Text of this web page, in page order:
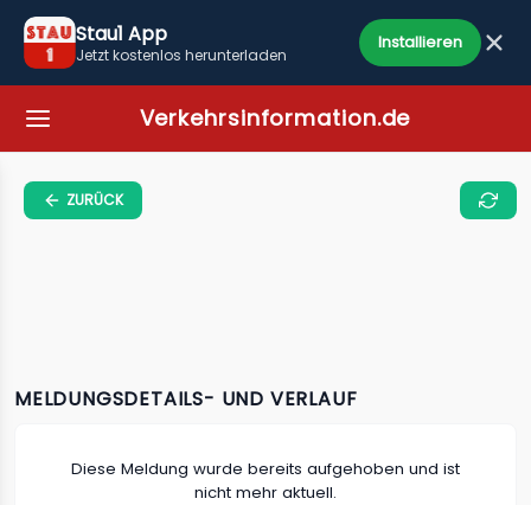
Stau1 App
Jetzt kostenlos herunterladen
Installieren
Verkehrsinformation.de
ZURÜCK
MELDUNGSDETAILS- UND VERLAUF
Diese Meldung wurde bereits aufgehoben und ist
nicht mehr aktuell.